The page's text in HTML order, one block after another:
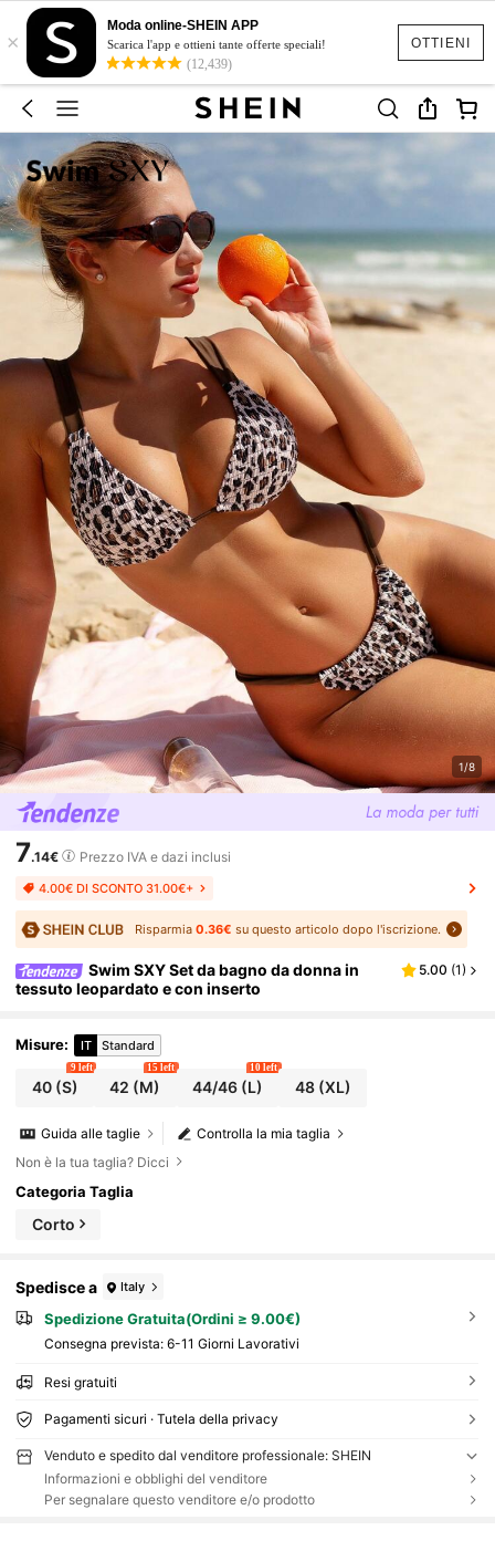
OTTIENI
×
Moda online-SHEIN APP
Scarica l'app e ottieni tante offerte speciali!
(12,439)
1/8
7.14€ Prezzo IVA e dazi inclusi
4.00€ DI SCONTO 31.00€+
Risparmia0.36€ su questo articolo dopo l'iscrizione.
Swim SXY Set da bagno da donna in
tessuto leopardato e con inserto
5.00 (1)
Misure: IT Standard
40(S)
9 left
42 (M)
15 left
44/46(L)
10 left
48(XL)
Controlla la mia taglia
Guida alle taglie
Non è la tua taglia? Dicci
Categoria Taglia
Corto
Spedisce a Italy
Spedizione Gratuita(Ordini ≥ 9.00€)
Consegna prevista: 6-11 Giorni Lavorativi
Resi gratuiti
Pagamenti sicuri · Tutela della privacy
Venduto e spedito dal venditore professionale: SHEIN
Informazioni e obblighi del venditore
Per segnalare questo venditore e/o prodotto